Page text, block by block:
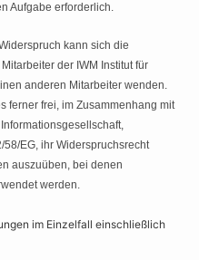
Aufgabe erforderlich.
kann sich die
der IWM Institut für
anderen Mitarbeiter wenden.
ferner frei, im Zusammenhang mit
EG, ihr Widerspruchsrecht
auszuüben, bei denen
werden.
im Einzelfall einschließlich